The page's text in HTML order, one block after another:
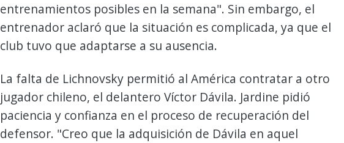
entrenamientos posibles en la semana". Sin embargo, el
entrenador aclaró que la situación es complicada, ya que el
club tuvo que adaptarse a su ausencia.
La falta de Lichnovsky permitió al América contratar a otro
jugador chileno, el delantero Víctor Dávila. Jardine pidió
paciencia y confianza en el proceso de recuperación del
defensor. "Creo que la adquisición de Dávila en aquel